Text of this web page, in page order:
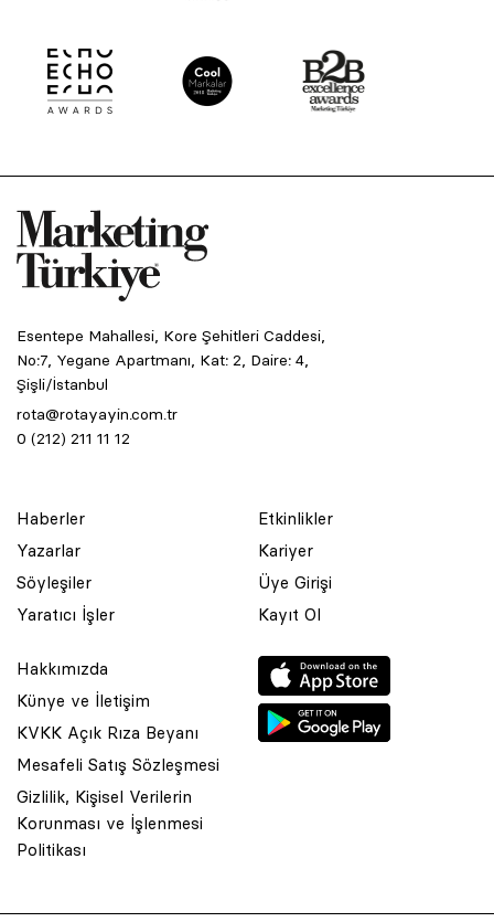
Esentepe Mahallesi, Kore Şehitleri Caddesi,
No:7, Yegane Apartmanı, Kat: 2, Daire: 4,
Şişli/İstanbul
rota@rotayayin.com.tr
0 (212) 211 11 12
Haberler
Yazarlar
Söyleşiler
Yaratıcı İşler
Etkinlikler
Kariyer
Üye Girişi
Kayıt Ol
Hakkımızda
Künye ve İletişim
KVKK Açık Rıza Beyanı
Mesafeli Satış Sözleşmesi
Gizlilik, Kişisel Verilerin
Korunması ve İşlenmesi
Politikası
© 2001 Rota Yayın Yapım Tanıtım Tic. Ltd. Şti. Bu Sitede Bulunan
Asquared WordPress Agencytarafından tasarlanmış ve